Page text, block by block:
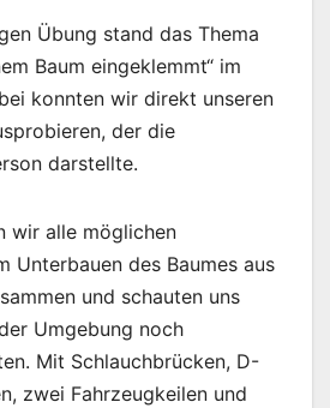
Übung stand das Thema
Baum eingeklemmt“ im
konnten wir direkt unseren
der die
darstellte.
wir alle möglichen
Unterbauen des Baumes aus
und schauten uns
Umgebung noch
Mit Schlauchbrücken, D-
zwei Fahrzeugkeilen und